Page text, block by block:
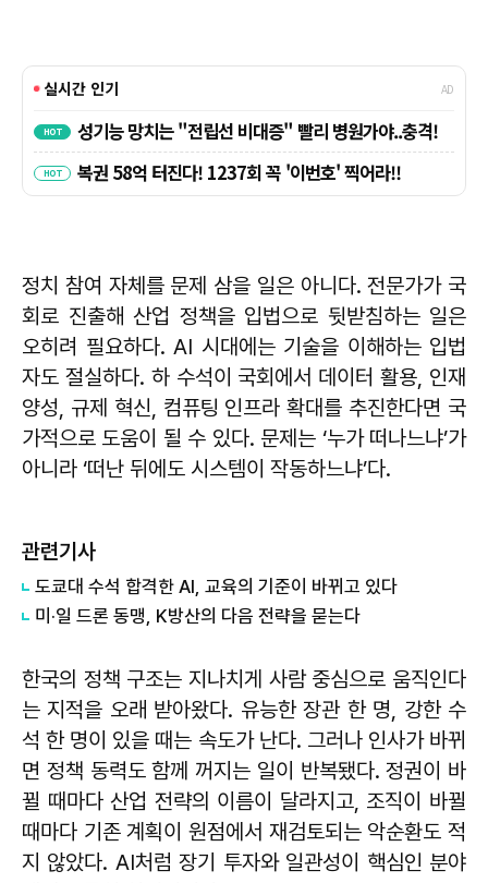
정치 참여 자체를 문제 삼을 일은 아니다. 전문가가 국
회로 진출해 산업 정책을 입법으로 뒷받침하는 일은
오히려 필요하다. AI 시대에는 기술을 이해하는 입법
자도 절실하다. 하 수석이 국회에서 데이터 활용, 인재
양성, 규제 혁신, 컴퓨팅 인프라 확대를 추진한다면 국
가적으로 도움이 될 수 있다. 문제는 ‘누가 떠나느냐’가
아니라 ‘떠난 뒤에도 시스템이 작동하느냐’다.
관련기사
도쿄대 수석 합격한 AI, 교육의 기준이 바뀌고 있다
미·일 드론 동맹, K방산의 다음 전략을 묻는다
한국의 정책 구조는 지나치게 사람 중심으로 움직인다
는 지적을 오래 받아왔다. 유능한 장관 한 명, 강한 수
석 한 명이 있을 때는 속도가 난다. 그러나 인사가 바뀌
면 정책 동력도 함께 꺼지는 일이 반복됐다. 정권이 바
뀔 때마다 산업 전략의 이름이 달라지고, 조직이 바뀔
때마다 기존 계획이 원점에서 재검토되는 악순환도 적
지 않았다. AI처럼 장기 투자와 일관성이 핵심인 분야